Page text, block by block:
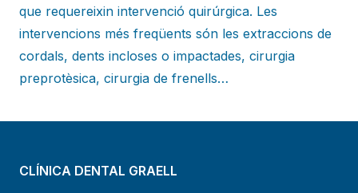
que requereixin intervenció quirúrgica. Les
intervencions més freqüents són les extraccions de
cordals, dents incloses o impactades, cirurgia
preprotèsica, cirurgia de frenells…
CLÍNICA DENTAL GRAELL